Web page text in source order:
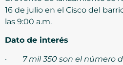
16 de julio en el Cisco del
las 9:00 a.m.
Dato de interés
· 7 mil 350 son el número